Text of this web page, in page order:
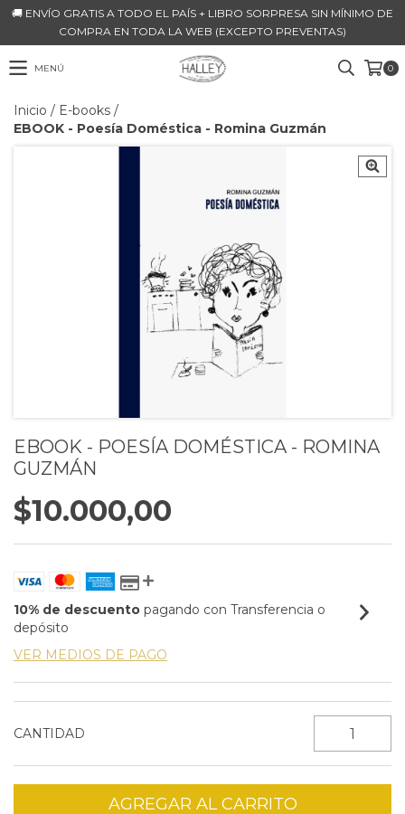
🚚 ENVÍO GRATIS A TODO EL PAÍS + LIBRO SORPRESA SIN MÍNIMO DE
COMPRA EN TODA LA WEB (EXCEPTO PREVENTAS)
MENÚ 0
Inicio / E-books /
EBOOK - Poesía Doméstica - Romina Guzmán
EBOOK - POESÍA DOMÉSTICA - ROMINA
GUZMÁN
$10.000,00
10% de descuento pagando con Transferencia o
depósito
VER MEDIOS DE PAGO
CANTIDAD